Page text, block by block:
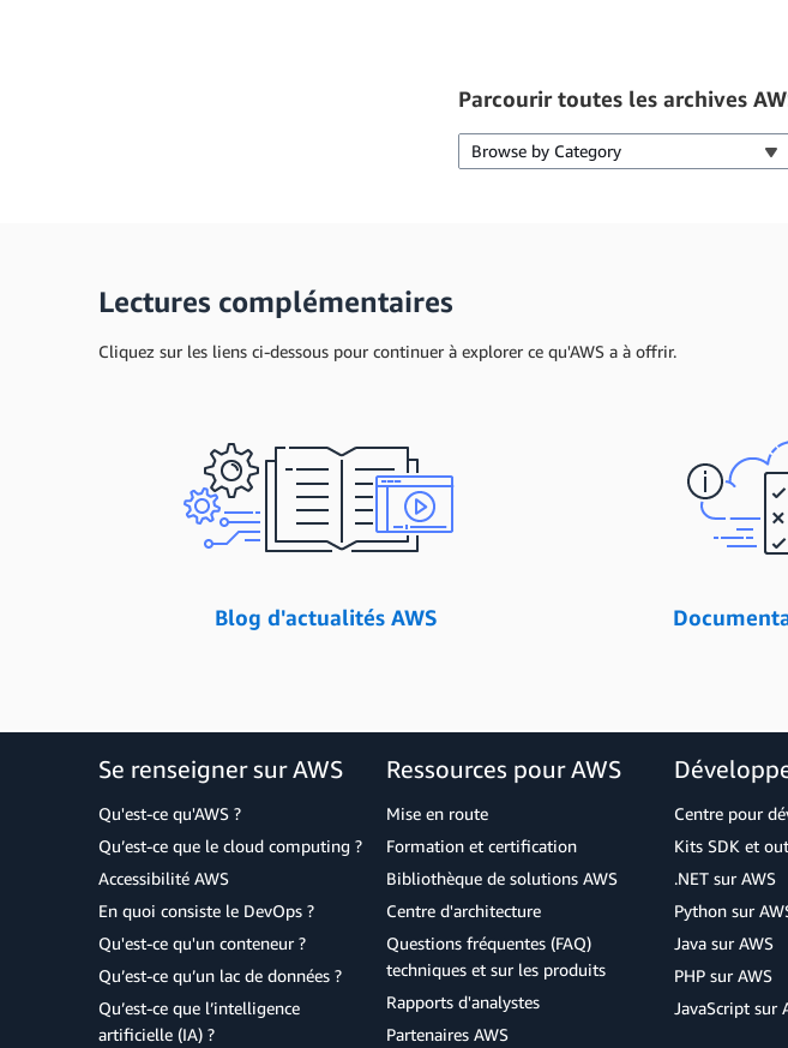
Parcourir toutes les archives
Browse by Category
Lectures complémentaires
Cliquez sur les liens ci-dessous pour continuer à explorer ce qu'AWS a à offrir.
Blog d'actualités AWS
Se renseigner sur AWS
Qu'est-ce qu'AWS ?
Qu’est-ce que le cloud computing ?
Accessibilité AWS
En quoi consiste le DevOps ?
Qu'est-ce qu'un conteneur ?
Qu’est-ce qu’un lac de données ?
Qu’est-ce que l’intelligence
artificielle (IA) ?
Ressources pour AWS
Mise en route
Formation et certification
Bibliothèque de solutions AWS
Centre d'architecture
Questions fréquentes (FAQ)
techniques et sur les produits
Rapports d'analystes
Partenaires AWS
Centre pour
Kits SDK et
.NET sur AWS
Python sur
Java sur AWS
PHP sur AWS
JavaScript sur